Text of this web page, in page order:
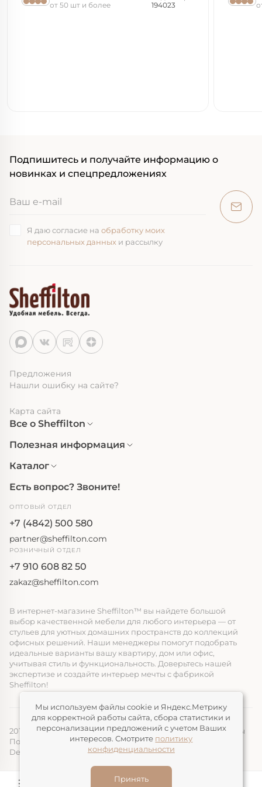
от 50 шт и более
194023
Подпишитесь и получайте информацию о
новинках и спецпредложениях
Я даю согласие на обработку моих
персональных данных и рассылку
Предложения
Нашли ошибку на сайте?
Карта сайта
Все о Sheffilton
Полезная информация
Каталог
Есть вопрос? Звоните!
ОПТОВЫЙ ОТДЕЛ
+7 (4842) 500 580
partner@sheffilton.com
РОЗНИЧНЫЙ ОТДЕЛ
+7 910 608 82 50
zakaz@sheffilton.com
В интернет-магазине Sheffilton™ вы найдете большой
выбор качественной мебели для любого интерьера — от
стульев для уютных домашних пространств до коллекций
офисных решений. Наши менеджеры помогут подобрать
идеальные варианты вашу квартиру, дом или офис,
учитывая стиль и функциональность. Доверьтесь нашей
экспертизе и создайте интерьер мечты с фабрикой
Sheffilton!
2014-2026, ООО «ЭЛМАТ», Sheffilton™ Все права защищены
Политика конфиденциальности
Devimax
— Создание и продвижение сайтов
Мы используем файлы cookie и Яндекс.Метрику
для корректной работы сайта, сбора статистики и
персонализации предложений с учетом Ваших
интересов. Смотрите политику
конфиденциальности
Принять